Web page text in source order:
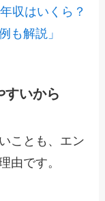
収はいくら？
も解説」
すいから
ことも、エン
由です。